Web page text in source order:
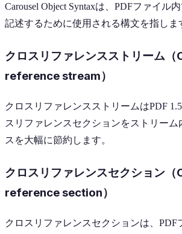
Carousel Object Syntaxは、PDFファイル
記述するために使用される構文を指しま
クロスリファレンスストリーム（
reference stream）
クロスリファレンスストリームはPDF
スリファレンスセクションをストリーム
スを大幅に節約します。
クロスリファレンスセクション（
reference section）
クロスリファレンスセクションは、PDF